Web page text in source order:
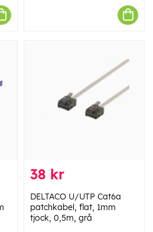
38 kr
DELTACO U/UTP Cat6a
patchkabel, flat, 1mm
tjock, 0,5m, grå